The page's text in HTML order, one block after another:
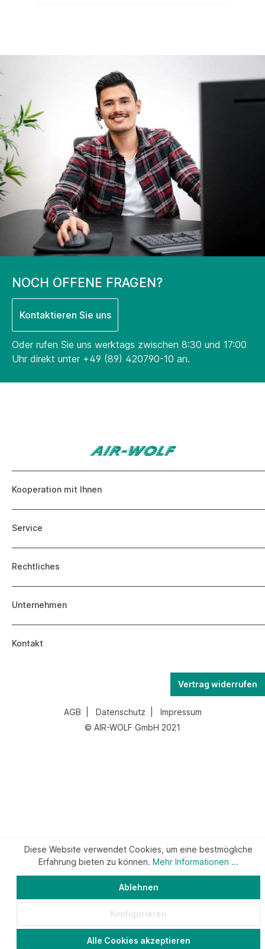
NOCH OFFENE FRAGEN?
Kontaktieren Sie uns
Oder rufen Sie uns werktags zwischen 8:30 und 17:00
Uhr direkt unter +49 (89) 420790-10 an.
Kooperation mit Ihnen
Service
Rechtliches
Unternehmen
Kontakt
Vertrag widerrufen
AGB Datenschutz
Impressum
© AIR-WOLF GmbH 2021
Diese Website verwendet Cookies, um eine bestmögliche
Erfahrung bieten zu können. Mehr Informationen ...
Ablehnen
Konfigurieren
Alle Cookies akzeptieren